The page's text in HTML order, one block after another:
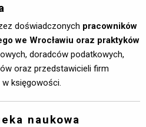
doświadczonych pracowników
we Wrocławiu oraz praktyków
doradców podatkowych,
oraz przedstawicieli firm
księgowości.
naukowa